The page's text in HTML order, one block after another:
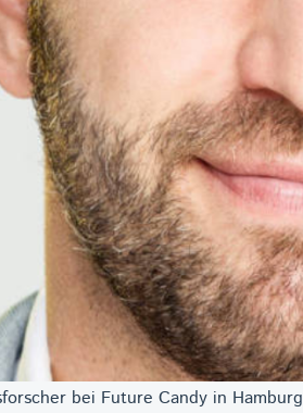
bei Future Candy in Hamburg